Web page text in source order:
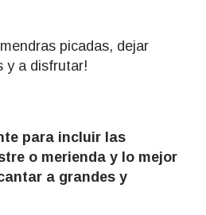
picadas, dejar
y a disfrutar!
para incluir las
o merienda y lo mejor
a grandes y